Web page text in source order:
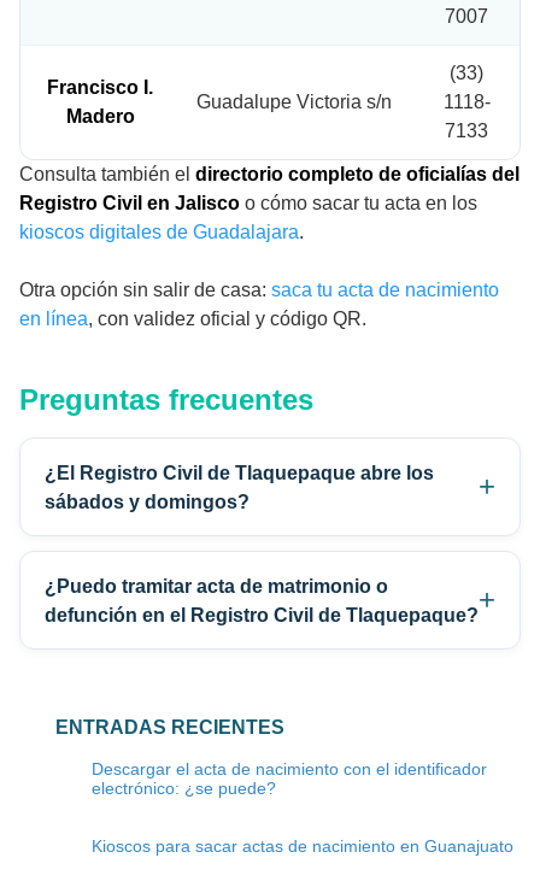
7007
Francisco I.
Madero
Guadalupe Victoria s/n
(33)
1118-
7133
Consulta también el directorio completo de oficialías del
Registro Civil en Jalisco o cómo sacar tu acta en los
kioscos digitales de Guadalajara.
Otra opción sin salir de casa: saca tu acta de nacimiento
en línea, con validez oficial y código QR.
Preguntas frecuentes
¿El Registro Civil de Tlaquepaque abre los
sábados y domingos?
¿Puedo tramitar acta de matrimonio o
defunción en el Registro Civil de Tlaquepaque?
ENTRADAS RECIENTES
Descargar el acta de nacimiento con el identificador
electrónico: ¿se puede?
Kioscos para sacar actas de nacimiento en Guanajuato